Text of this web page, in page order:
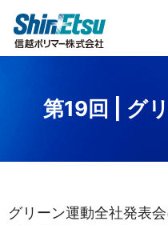
第19回 | グ
グリーン運動全社発表